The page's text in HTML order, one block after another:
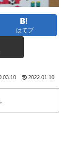
はてブ
2022.01.10